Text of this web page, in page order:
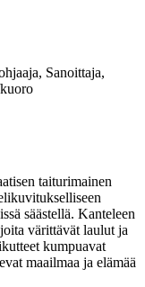
Sanoittaja,
taiturimainen
säästellä. Kanteleen
värittävät laulut ja
kumpuavat
maailmaa ja elämää